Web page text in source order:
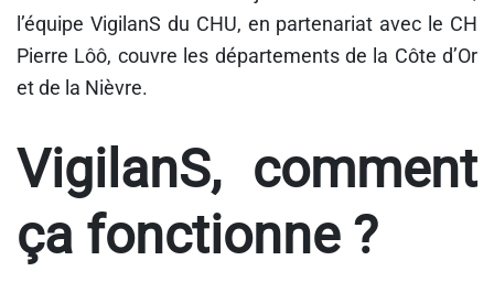
l’équipe VigilanS du CHU, en partenariat avec le CH
Pierre Lôô, couvre les départements de la Côte d’Or
et de la Nièvre.
VigilanS, comment
ça fonctionne ?